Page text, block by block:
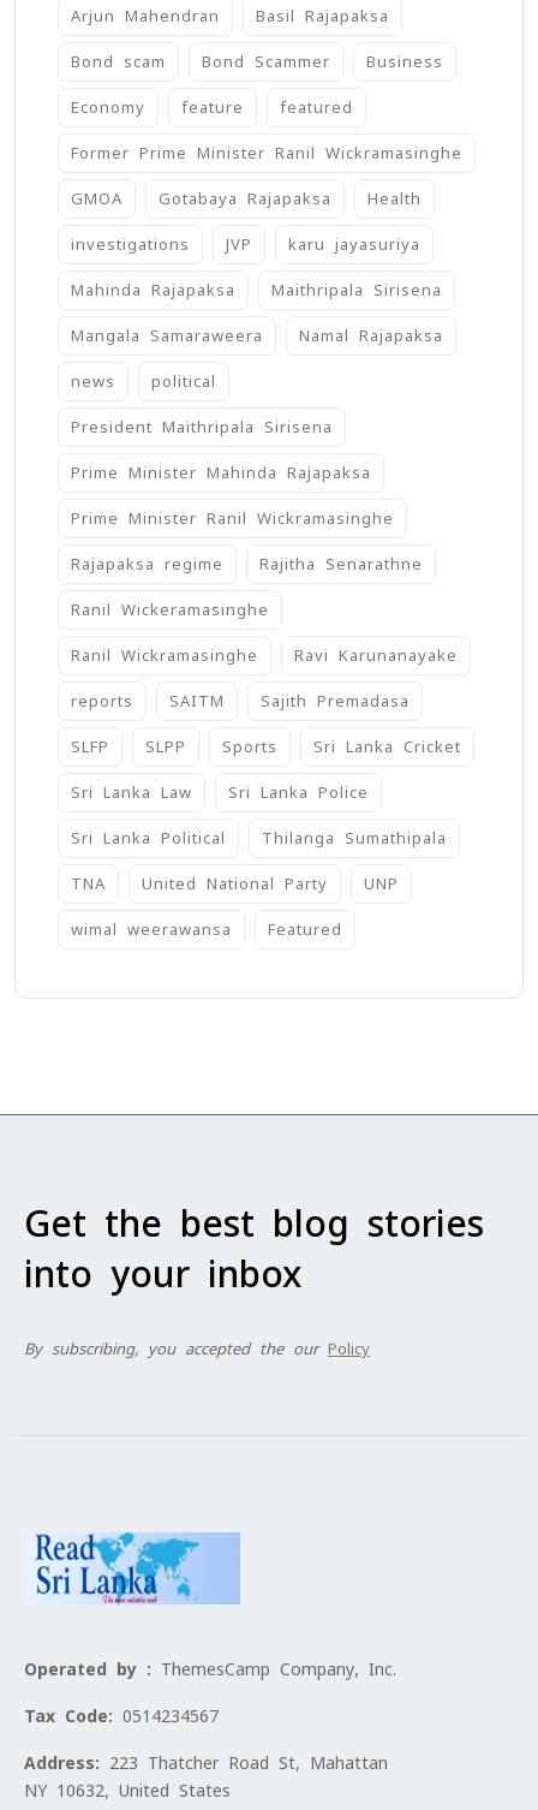
Arjun Mahendran Basil Rajapaksa
Bond scam Bond Scammer Business
Economy feature featured
Former Prime Minister Ranil Wickramasinghe
GMOA Gotabaya Rajapaksa Health
investigations JVP karu jayasuriya
Mahinda Rajapaksa Maithripala Sirisena
Mangala Samaraweera Namal Rajapaksa
news political
President Maithripala Sirisena
Prime Minister Mahinda Rajapaksa
Prime Minister Ranil Wickramasinghe
Rajapaksa regime Rajitha Senarathne
Ranil Wickeramasinghe
Ranil Wickramasinghe Ravi Karunanayake
reports SAITM Sajith Premadasa
SLFP SLPP Sports Sri Lanka Cricket
Sri Lanka Law Sri Lanka Police
Sri Lanka Political Thilanga Sumathipala
TNA United National Party UNP
wimal weerawansa ‍Featured
Get the best blog stories
into your inbox
By subscribing, you accepted the our Policy
Operated by : ThemesCamp Company, Inc.
Tax Code: 0514234567
Address: 223 Thatcher Road St, Mahattan
NY 10632, United States